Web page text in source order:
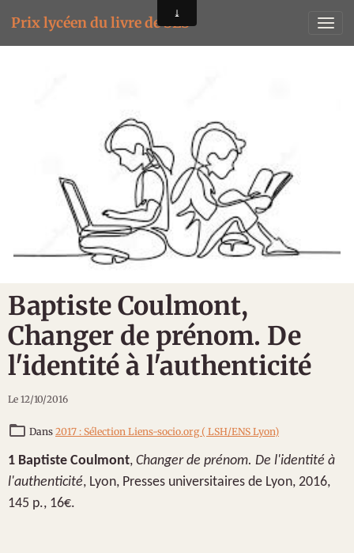
Prix lycéen du livre de SES
Baptiste Coulmont,
Changer de prénom. De
l'identité à l'authenticité
Le 12/10/2016
Dans 2017 : Sélection Liens-socio.org ( LSH/ENS Lyon)
1 Baptiste Coulmont, Changer de prénom. De l'identité à
l'authenticité, Lyon, Presses universitaires de Lyon, 2016,
145 p., 16€.